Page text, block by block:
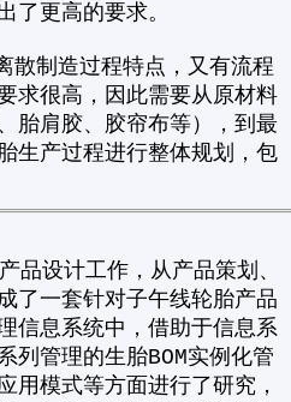
了更高的要求。
制造过程特点，又有流程
求很高，因此需要从原材料
胎肩胶、胶帘布等），到最
生产过程进行整体规划，包
设计工作，从产品策划、
了一套针对子午线轮胎产品
信息系统中，借助于信息系
列管理的生胎BOM实例化管
用模式等方面进行了研究，